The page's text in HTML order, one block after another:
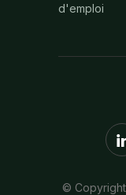
d'emploi
©